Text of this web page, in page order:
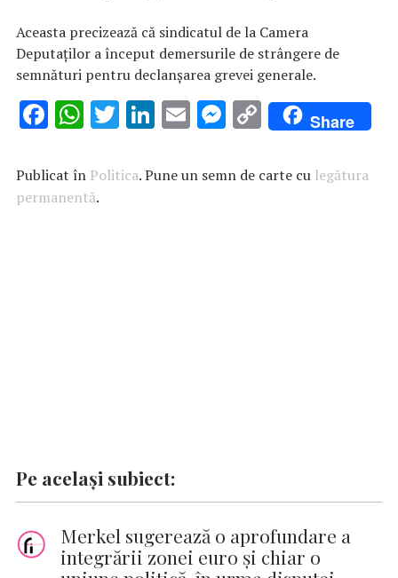
Aceasta precizează că sindicatul de la Camera
Deputaţilor a început demersurile de strângere de
semnături pentru declanşarea grevei generale.
F
e
b
W
at
s
T
it
Li
k
E
ai
M
se
C
o
p
Share
Publicat în Politica. Pune un semn de carte cu legătura
permanentă.
Pe același subiect:
Merkel sugerează o aprofundare a
integrării zonei euro şi chiar o